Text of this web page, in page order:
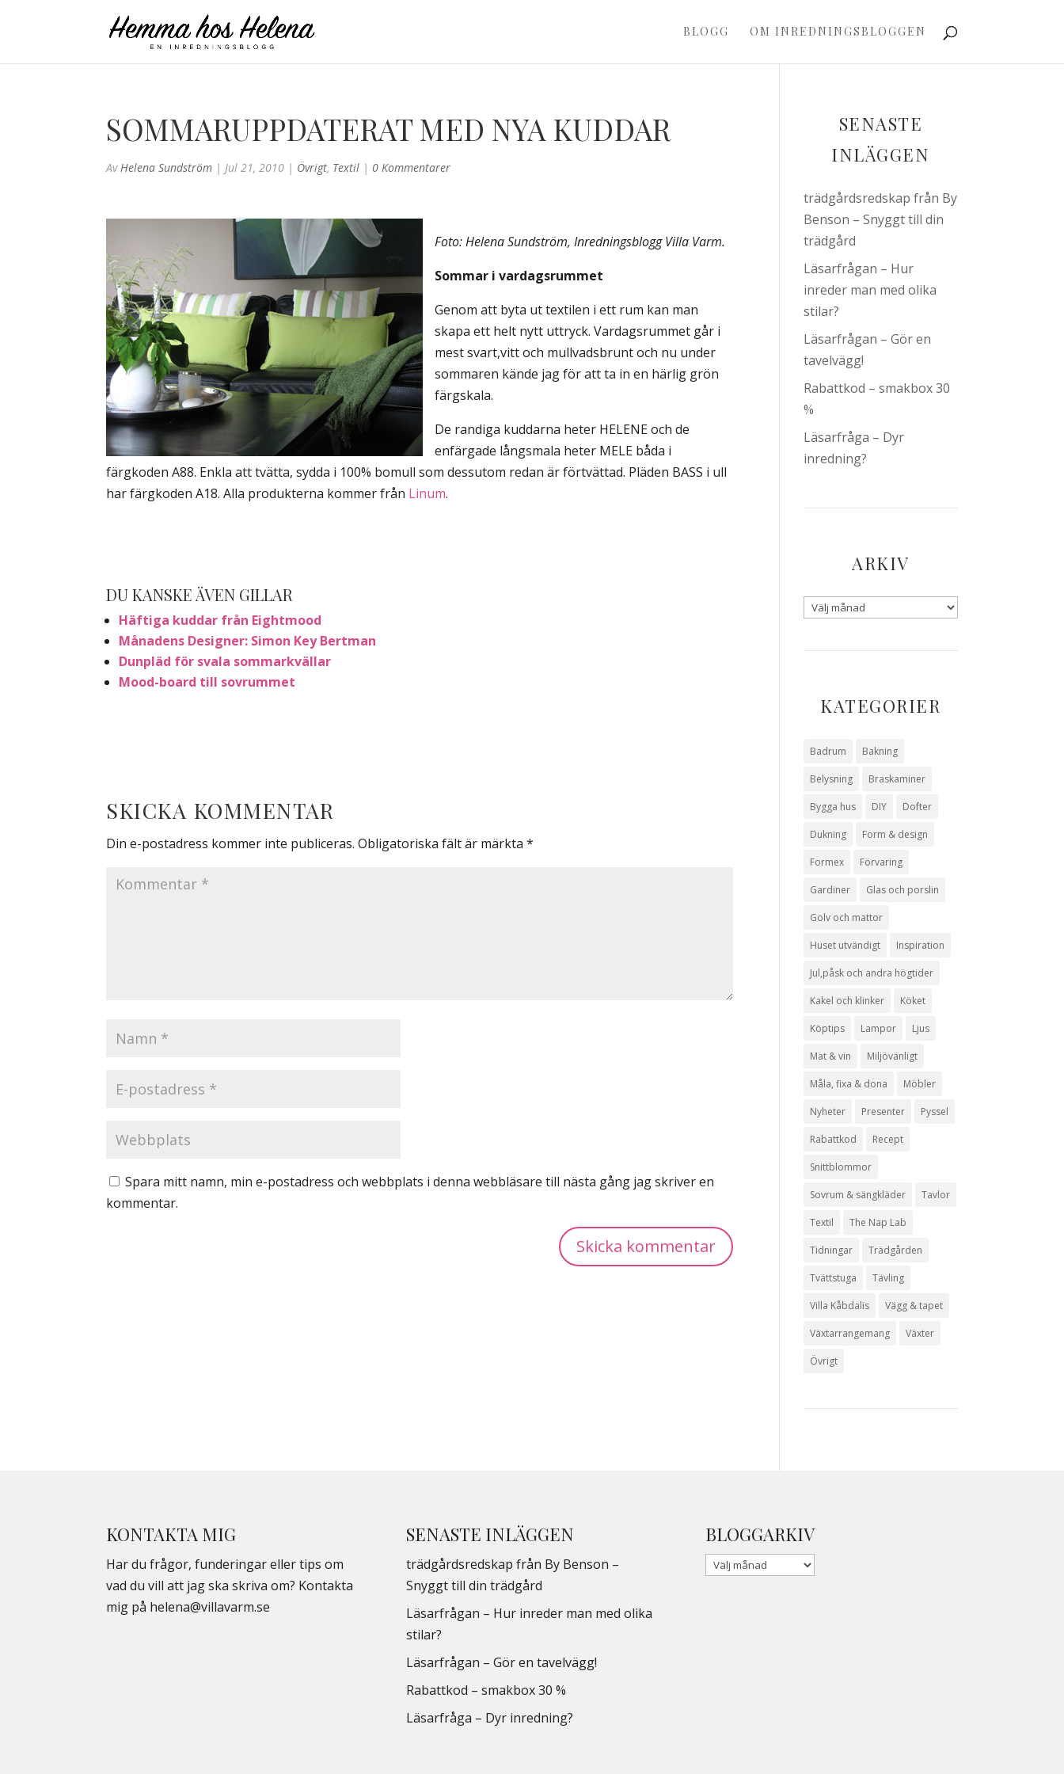
BLOGG OM INREDNINGSBLOGGEN
SOMMARUPPDATERAT MED NYA KUDDAR
AvHelena Sundström |Jul 21, 2010 | Övrigt, Textil |0 Kommentarer
Foto: Helena Sundström, Inredningsblogg Villa Varm.
Sommar i vardagsrummet
Genom att byta ut textilen i ett rum kan man
skapa ett helt nytt uttryck. Vardagsrummet går i
mest svart,vitt och mullvadsbrunt och nu under
sommaren kände jag för att ta in en härlig grön
färgskala.
De randiga kuddarna heter HELENE och de
enfärgade långsmala heter MELE båda i
färgkoden A88. Enkla att tvätta, sydda i 100% bomull som dessutom redan är förtvättad. Pläden BASS i ull
har färgkoden A18. Alla produkterna kommer från Linum.
DU KANSKE ÄVEN GILLAR
Häftiga kuddar från Eightmood
Månadens Designer: Simon Key Bertman
Dunpläd för svala sommarkvällar
Mood-board till sovrummet
SKICKA KOMMENTAR
Din e-postadress kommer inte publiceras. Obligatoriska fält är märkta*
Spara mitt namn, min e-postadress och webbplats i denna webbläsare till nästa gång jag skriver en
kommentar.
SENASTE
INLÄGGEN
trädgårdsredskap från By
Benson – Snyggt till din
trädgård
Läsarfrågan – Hur
inreder man med olika
stilar?
Läsarfrågan – Gör en
tavelvägg!
Rabattkod – smakbox 30
%
Läsarfråga – Dyr
inredning?
ARKIV
KATEGORIER
Badrum Bakning
Belysning Braskaminer
Bygga hus DIY Dofter
Dukning Form & design
Formex Förvaring
Gardiner Glas och porslin
Golv och mattor
Huset utvändigt Inspiration
Jul,påsk och andra högtider
Kakel och klinker Köket
Köptips Lampor Ljus
Mat & vin Miljövänligt
Måla, fixa & dona Möbler
Nyheter Presenter Pyssel
Rabattkod Recept
Snittblommor
Sovrum & sängkläder Tavlor
Textil The Nap Lab
Tidningar Trädgården
Tvättstuga Tävling
Villa Kåbdalis Vägg & tapet
Växtarrangemang Växter
Övrigt
KONTAKTA MIG
Har du frågor, funderingar eller tips om
vad du vill att jag ska skriva om? Kontakta
mig på helena@villavarm.se
SENASTE INLÄGGEN
trädgårdsredskap från By Benson –
Snyggt till din trädgård
Läsarfrågan – Hur inreder man med olika
stilar?
Läsarfrågan – Gör en tavelvägg!
Rabattkod – smakbox 30 %
Läsarfråga – Dyr inredning?
BLOGGARKIV